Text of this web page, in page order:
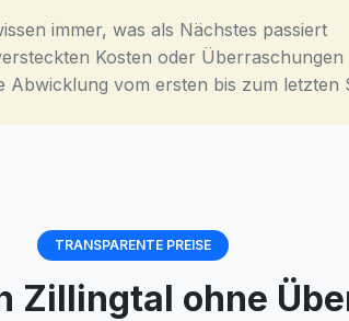
immer, was als Nächstes passiert
Kosten oder Überraschungen
Abwicklung vom ersten bis zum letzten
TRANSPARENTE PREISE
Zillingtal ohne